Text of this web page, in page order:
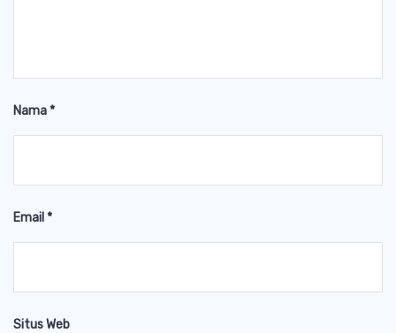
Nama*
Email *
Situs Web